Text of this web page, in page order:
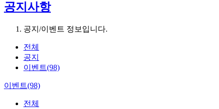
공지사항
공지/이벤트 정보입니다.
전체
공지
이벤트(98)
이벤트(98)
전체